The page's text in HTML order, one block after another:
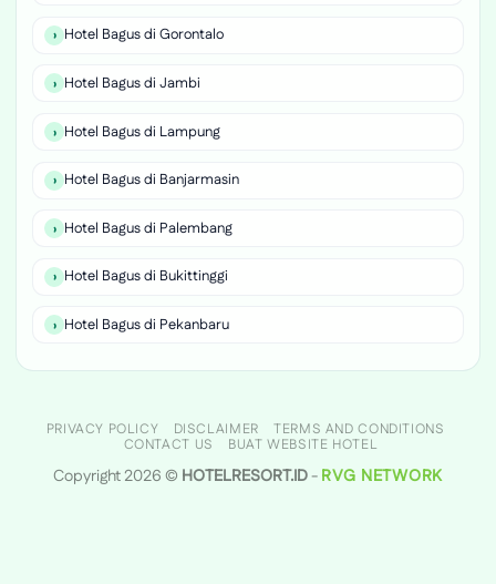
Hotel Bagus di Gorontalo
Hotel Bagus di Jambi
Hotel Bagus di Lampung
Hotel Bagus di Banjarmasin
Hotel Bagus di Palembang
Hotel Bagus di Bukittinggi
Hotel Bagus di Pekanbaru
PRIVACY POLICY DISCLAIMER
TERMS AND CONDITIONS
CONTACT US
BUAT WEBSITE HOTEL
Copyright 2026 © HOTELRESORT.ID- RVG NETWORK